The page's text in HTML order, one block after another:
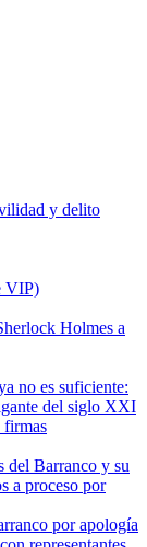
y delito
VIP)
Holmes a
no es suficiente:
del siglo XXI
firmas
por apología